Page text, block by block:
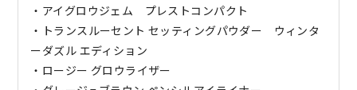
・アイグロウジェム プレストコンパクト
・トランスルーセント セッティングパウダー ウィンタ
ーダズル エディション
・ロージー グロウライザー